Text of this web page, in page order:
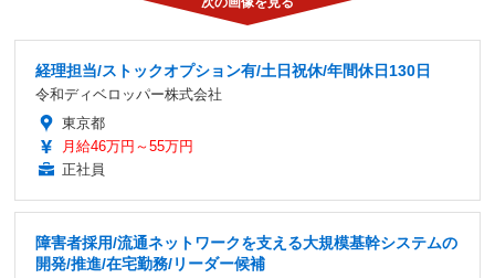
経理担当/ストックオプション有/土日祝休/年間休日130日
令和ディベロッパー株式会社
東京都
月給46万円～55万円
正社員
障害者採用/流通ネットワークを支える大規模基幹システムの
開発/推進/在宅勤務/リーダー候補